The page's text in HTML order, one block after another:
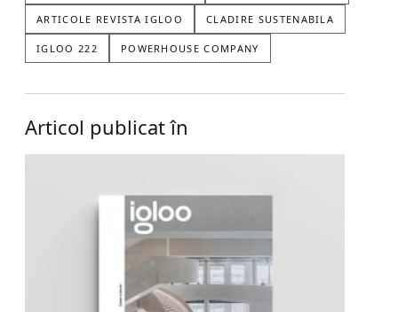
ARTICOLE REVISTA IGLOO CLADIRE SUSTENABILA
IGLOO 222 POWERHOUSE COMPANY
Articol publicat în